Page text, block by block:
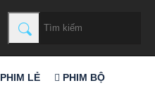
PHIM LẺ PHIM BỘ